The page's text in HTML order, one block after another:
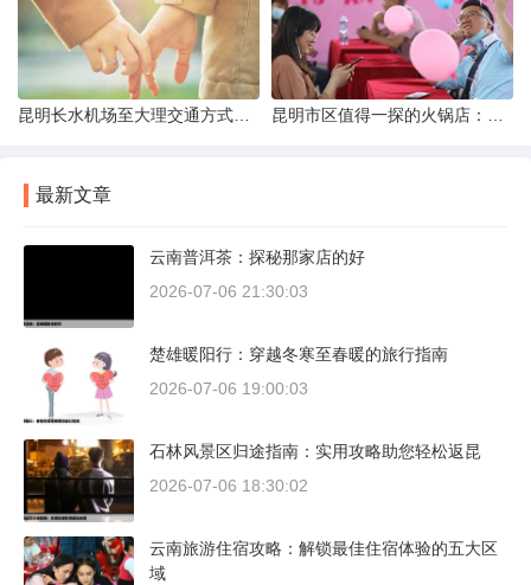
最新文章
云南普洱茶：探秘那家店的好
2026-07-06 21:30:03
楚雄暖阳行：穿越冬寒至春暖的旅行指南
2026-07-06 19:00:03
石林风景区归途指南：实用攻略助您轻松返昆
2026-07-06 18:30:02
云南旅游住宿攻略：解锁最佳住宿体验的五大区
域